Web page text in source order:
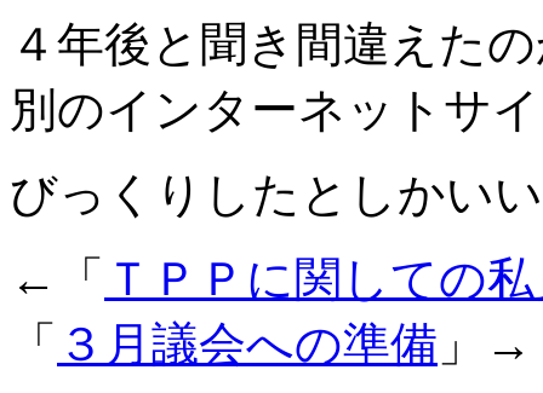
４年後と聞き間違えた
別のインターネットサ
びっくりしたとしかい
←「 ＴＰＰに関しての
「 ３月議会への準備 」→